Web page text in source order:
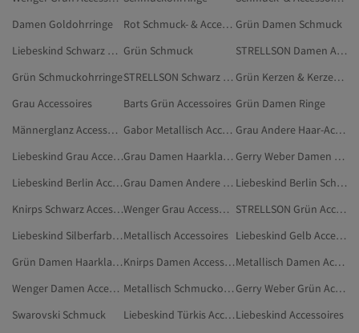
Damen Goldohrringe
Rot Schmuck- & Accessoireschränke Grün Damen Schmuck
Liebeskind Schwarz Accessoires Grün Schmuck
STRELLSON Damen Accessoires
Grün Schmuckohrringe
STRELLSON Schwarz Accessoires
Grün Kerzen & Kerzenhalter
Grau Accessoires
Barts Grün Accessoires Grün Damen Ringe
Männerglanz Accessoires
Gabor Metallisch Accessoires
Grau Andere Haar-Accessoires
Liebeskind Grau Accessoires
Grau Damen Haarklammer
Gerry Weber Damen Accessoires
Liebeskind Berlin Accessoires
Grau Damen Andere Haar-Accessoires
Liebeskind Berlin Schwarz Accessoires
Knirps Schwarz Accessoires
Wenger Grau Accessoires
STRELLSON Grün Accessoires
Liebeskind Silberfarben AccessoiresMetallisch Accessoires
Liebeskind Gelb Accessoires
Grün Damen Haarklammer
Knirps Damen Accessoires
Metallisch Damen Accessoires
Wenger Damen Accessoires
Metallisch Schmuckohrringe
Gerry Weber Grün Accessoires
Swarovski Schmuck
Liebeskind Türkis AccessoiresLiebeskind Accessoires